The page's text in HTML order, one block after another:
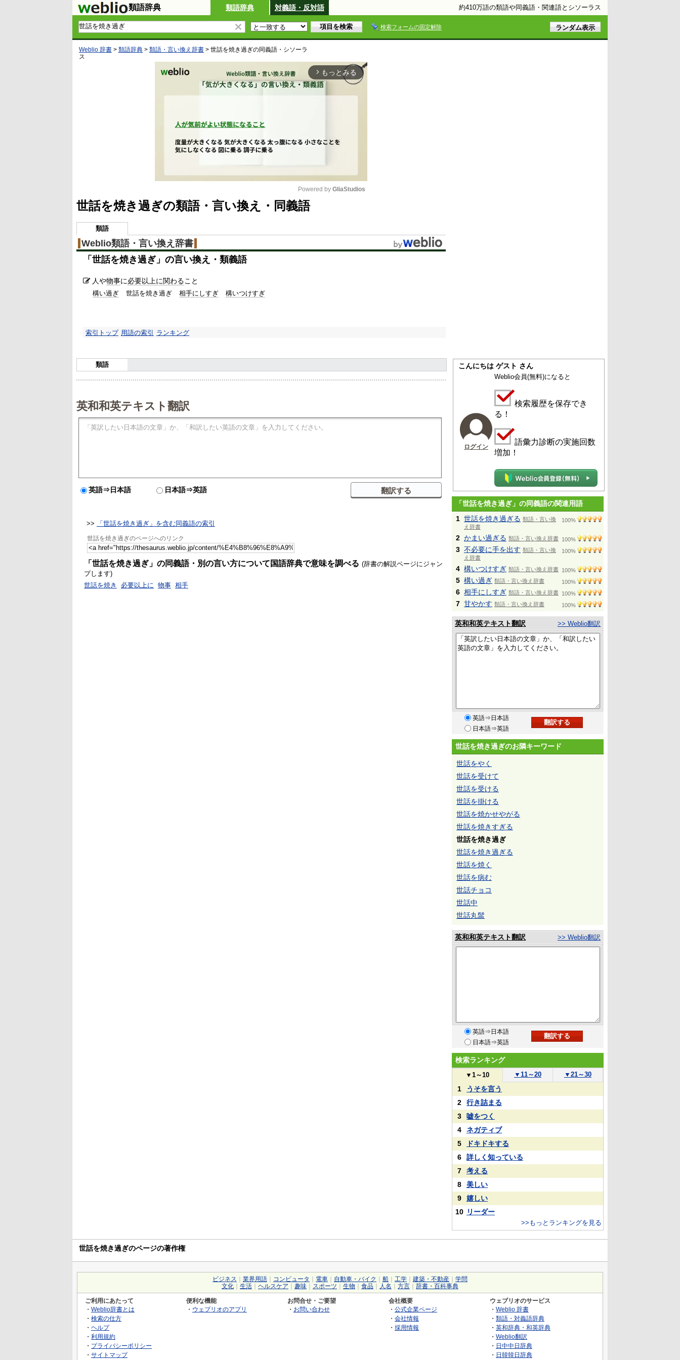
類語辞典 類語辞典 対義語・反対語 約410万語の類語や同義語・関連語とシソーラス
検索フォームの固定解除
Weblio 辞書 > 類語辞典 > 類語・言い換え辞書 > 世話を焼き過ぎの同義語・シソーラ
ス
arrow_forward_ios もっとみる
Powered by GliaStudios
世話を焼き過ぎの類語・言い換え・同義語
類語
Weblio類語・言い換え辞書
「 世話を焼き過ぎ 」の言い換え・類義語
人や物事に必要以上に関わること
構い過ぎ 世話を焼き過ぎ 相手にしすぎ 構いつけすぎ
索引トップ 用語の索引 ランキング
類語
英和和英テキスト翻訳
英語⇒日本語 日本語⇒英語
>> 「世話を焼き過ぎ」を含む同義語の索引
世話を焼き過ぎのページへのリンク
「世話を焼き過ぎ」の同義語・別の言い方について国語辞典で意味を調べる (辞書の解説ページにジャン
プします)
世話を焼き
必要以上に 物事 相手
こんにちは ゲスト さん
ログイン
Weblio会員(無料)になると
検索履歴を保存でき
る！
語彙力診断の実施回数
増加！
「世話を焼き過ぎ」の同義語の関連用語
1 世話を焼き過ぎる 類語・言い換
え辞書
100%
2 かまい過ぎる 類語・言い換え辞書 100%
3 不必要に手を出す 類語・言い換
え辞書
100%
4 構いつけすぎ 類語・言い換え辞書 100%
5 構い過ぎ 類語・言い換え辞書 100%
6 相手にしすぎ 類語・言い換え辞書 100%
7 甘やかす 類語・言い換え辞書 100%
英和和英テキスト翻訳 >> Weblio翻訳
英語⇒日本語
日本語⇒英語
世話を焼き過ぎのお隣キーワード
世話をやく
世話を受けて
世話を受ける
世話を掛ける
世話を焼かせやがる
世話を焼きすぎる
世話を焼き過ぎ
世話を焼き過ぎる
世話を焼く
世話を病む
世話チョコ
世話中
世話丸髷
英和和英テキスト翻訳 >> Weblio翻訳
英語⇒日本語
日本語⇒英語
検索ランキング
▼ 1～10 ▼ 11～20 ▼ 21～30
1
うそを言う
2
行き詰まる
3
嘘をつく
4
ネガティブ
5
ドキドキする
6
詳しく知っている
7
考える
8
美しい
9
嬉しい
10 リーダー
>>もっとランキングを見る
世話を焼き過ぎのページの著作権
ビジネス 業界用語 コンピュータ 電車 自動車・バイク 船 工学 建築・不動産
学問
文化
生活 ヘルスケア 趣味 スポーツ 生物 食品 人名 方言 辞書・百科事典
ご利用にあたって
・ Weblio辞書とは
・ 検索の仕方
・ ヘルプ
・ 利用規約
・ プライバシーポリシー
・ サイトマップ
便利な機能
・ ウェブリオのアプリ
お問合せ・ご要望
・ お問い合わせ
会社概要
・ 公式企業ページ
・ 会社情報
・ 採用情報
ウェブリオのサービス
・ Weblio 辞書
・ 類語・対義語辞典
・ 英和辞典・和英辞典
・ Weblio翻訳
・ 日中中日辞典
・ 日韓韓日辞典